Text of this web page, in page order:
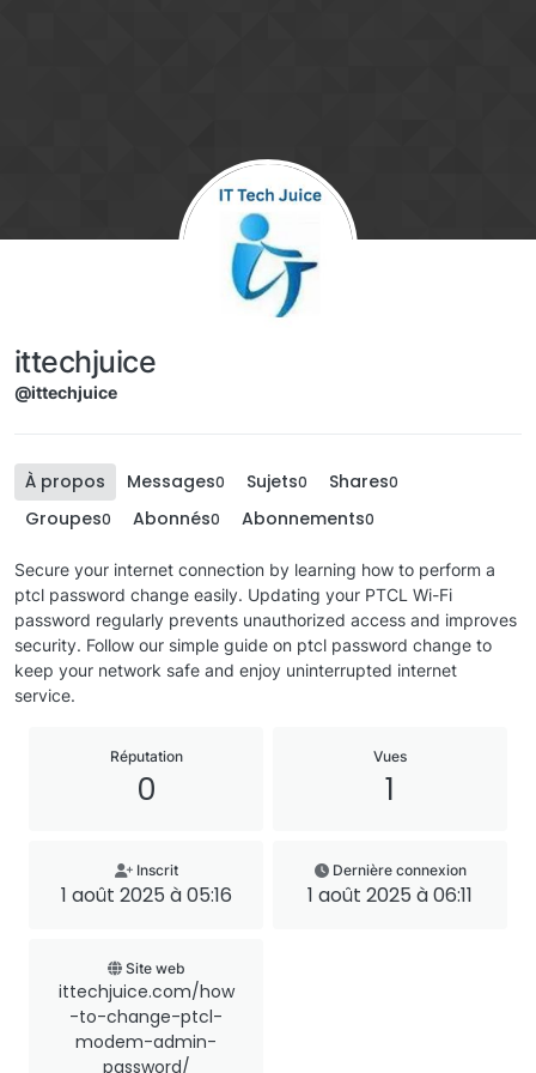
ittechjuice
@ittechjuice
À propos Messages0 Sujets0 Shares0
Groupes0 Abonnés0 Abonnements0
Secure your internet connection by learning how to perform a
ptcl password change easily. Updating your PTCL Wi-Fi
password regularly prevents unauthorized access and improves
security. Follow our simple guide on ptcl password change to
keep your network safe and enjoy uninterrupted internet
service.
Réputation
0
Vues
1
Inscrit
1 août 2025 à 05:16
Dernière connexion
1 août 2025 à 06:11
Site web
ittechjuice.com/how
-to-change-ptcl-
modem-admin-
password/